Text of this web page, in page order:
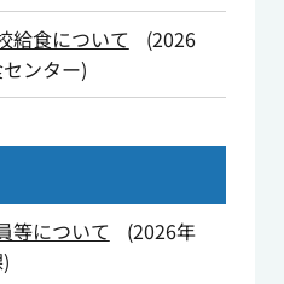
給食について
(2026
ンター)
等について (2026年
)